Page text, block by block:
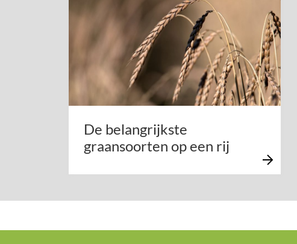
De belangrijkste
graansoorten op een rij